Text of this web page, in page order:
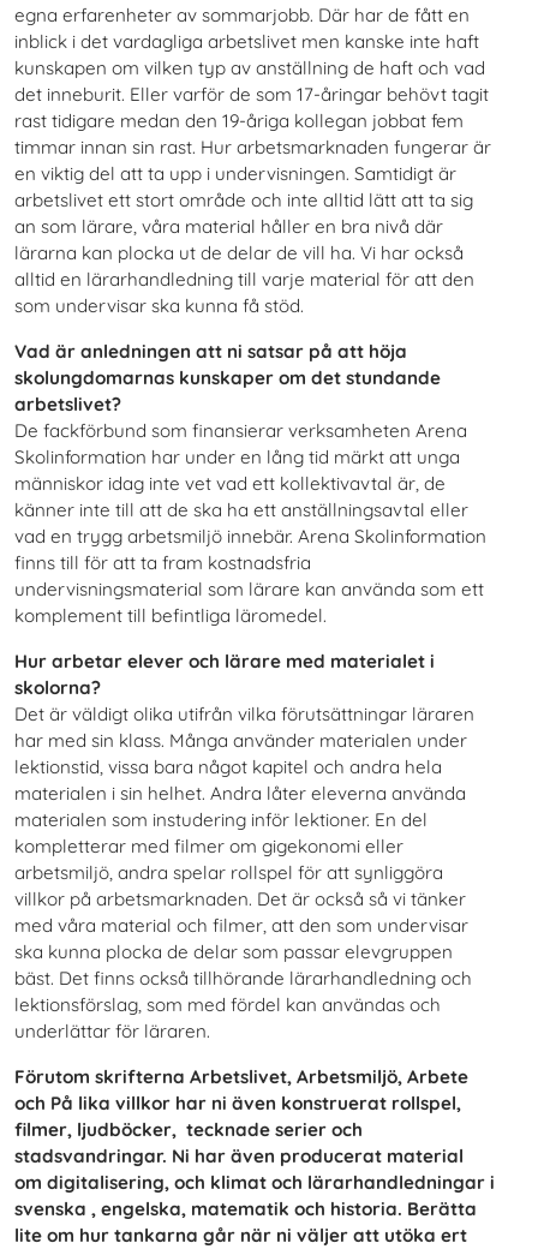
egna erfarenheter av sommarjobb. Där har de fått en
inblick i det vardagliga arbetslivet men kanske inte haft
kunskapen om vilken typ av anställning de haft och vad
det inneburit. Eller varför de som 17-åringar behövt tagit
rast tidigare medan den 19-åriga kollegan jobbat fem
timmar innan sin rast. Hur arbetsmarknaden fungerar är
en viktig del att ta upp i undervisningen. Samtidigt är
arbetslivet ett stort område och inte alltid lätt att ta sig
an som lärare, våra material håller en bra nivå där
lärarna kan plocka ut de delar de vill ha. Vi har också
alltid en lärarhandledning till varje material för att den
som undervisar ska kunna få stöd.
Vad är anledningen att ni satsar på att höja
skolungdomarnas kunskaper om det stundande
arbetslivet?
De fackförbund som finansierar verksamheten Arena
Skolinformation har under en lång tid märkt att unga
människor idag inte vet vad ett kollektivavtal är, de
känner inte till att de ska ha ett anställningsavtal eller
vad en trygg arbetsmiljö innebär. Arena Skolinformation
finns till för att ta fram kostnadsfria
undervisningsmaterial som lärare kan använda som ett
komplement till befintliga läromedel.
Hur arbetar elever och lärare med materialet i
skolorna?
Det är väldigt olika utifrån vilka förutsättningar läraren
har med sin klass. Många använder materialen under
lektionstid, vissa bara något kapitel och andra hela
materialen i sin helhet. Andra låter eleverna använda
materialen som instudering inför lektioner. En del
kompletterar med filmer om gigekonomi eller
arbetsmiljö, andra spelar rollspel för att synliggöra
villkor på arbetsmarknaden. Det är också så vi tänker
med våra material och filmer, att den som undervisar
ska kunna plocka de delar som passar elevgruppen
bäst. Det finns också tillhörande lärarhandledning och
lektionsförslag, som med fördel kan användas och
underlättar för läraren.
Förutom skrifterna Arbetslivet, Arbetsmiljö, Arbete
och På lika villkor har ni även konstruerat rollspel,
filmer, ljudböcker, tecknade serier och
stadsvandringar. Ni har även producerat material
om digitalisering, och klimat och lärarhandledningar i
svenska , engelska, matematik och historia. Berätta
lite om hur tankarna går när ni väljer att utöka ert